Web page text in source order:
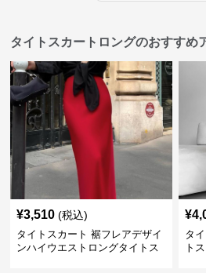
タイトスカートロングのおすすめ
¥3,510 (税込)
タイトスカート 裾フレアデザイ
ンハイウエストロングタイトス
¥
タ
ト